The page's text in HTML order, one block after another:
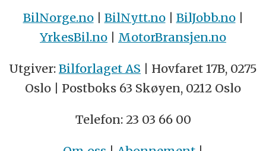
BilNorge.no| BilNytt.no| BilJobb.no|
YrkesBil.no | MotorBransjen.no
Utgiver: Bilforlaget AS | Hovfaret 17B, 0275
Oslo | Postboks 63 Skøyen, 0212 Oslo
Telefon: 23 03 66 00